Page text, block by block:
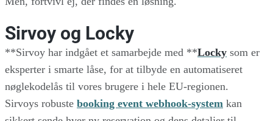
Sirvoy og Locky
**Sirvoy har indgået et samarbejde med **Locky som er
eksperter i smarte låse, for at tilbyde en automatiseret
nøglekodelås til vores brugere i hele EU-regionen.
Sirvoys robuste booking event webhook-system kan